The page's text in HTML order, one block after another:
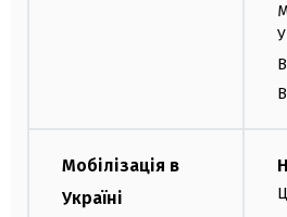
Мобілізація в
Україні